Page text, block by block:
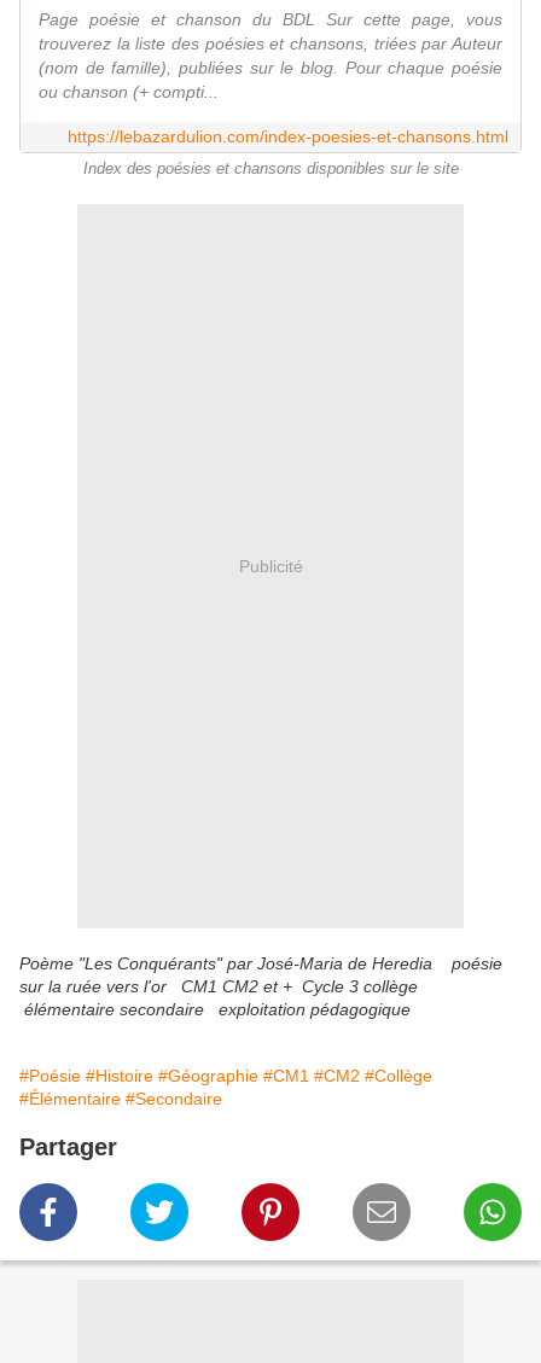
Page poésie et chanson du BDL Sur cette page, vous
trouverez la liste des poésies et chansons, triées par Auteur
(nom de famille), publiées sur le blog. Pour chaque poésie
ou chanson (+ compti...
https://lebazardulion.com/index-poesies-et-chansons.html
Index des poésies et chansons disponibles sur le site
Publicité
Poème "Les Conquérants" par José-Maria de Heredia poésie
sur la ruée vers l'or CM1 CM2 et + Cycle 3 collège
élémentaire secondaire exploitation pédagogique
#Poésie #Histoire #Géographie #CM1 #CM2 #Collège
#Élémentaire #Secondaire
Partager